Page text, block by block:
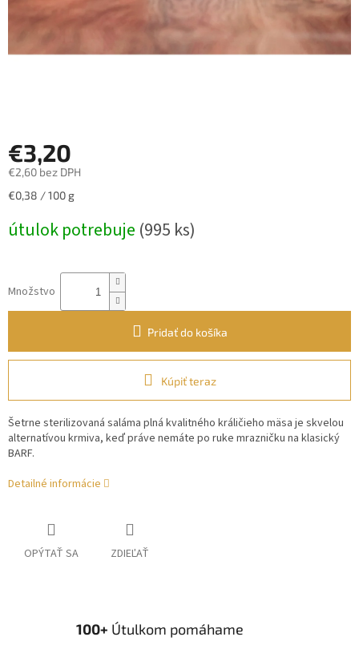
€3,20
€2,60 bez DPH
Jednotková
€0,38 / 100 g
útulok potrebuje (995 ks)
Množstvo
Pridať do košíka
Kúpiť teraz
Šetrne sterilizovaná saláma plná kvalitného králičieho mäsa je skvelou
alternatívou krmiva, keď práve nemáte po ruke mrazničku na klasický
BARF.
Detailné informácie
OPÝTAŤ SA ZDIEĽAŤ
100+ Útulkom pomáhame